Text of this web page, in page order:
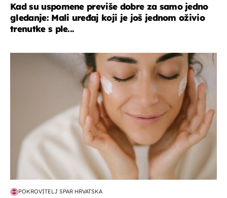
Kad su uspomene previše dobre za samo jedno
gledanje: Mali uređaj koji je još jednom oživio
trenutke s ple...
moda & ljepota
POKROVITELJ SPAR HRVATSKA